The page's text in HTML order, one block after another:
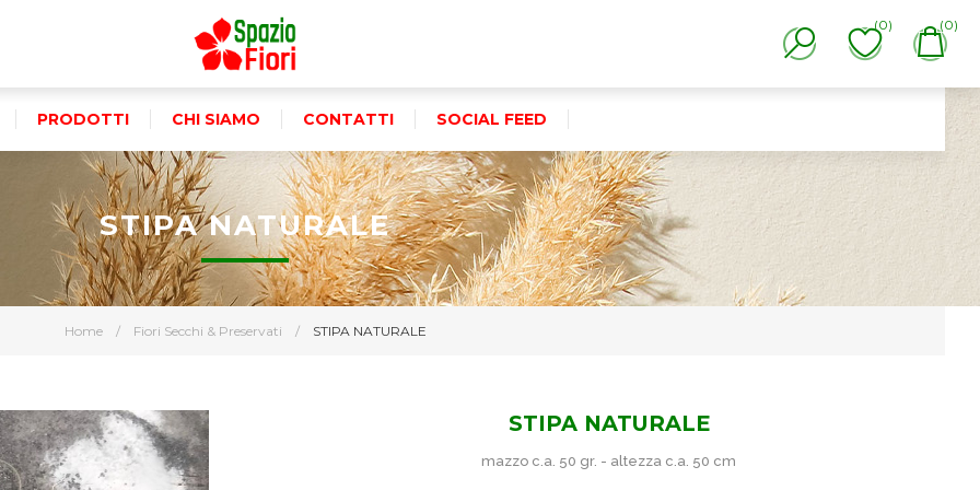
(0) (0)
PRODOTTI CHI SIAMO CONTATTI SOCIAL FEED
Home / Fiori Secchi & Preservati / STIPA NATURALE
STIPA NATURALE
STIPA NATURALE
mazzo c.a. 50 gr. - altezza c.a. 50 cm